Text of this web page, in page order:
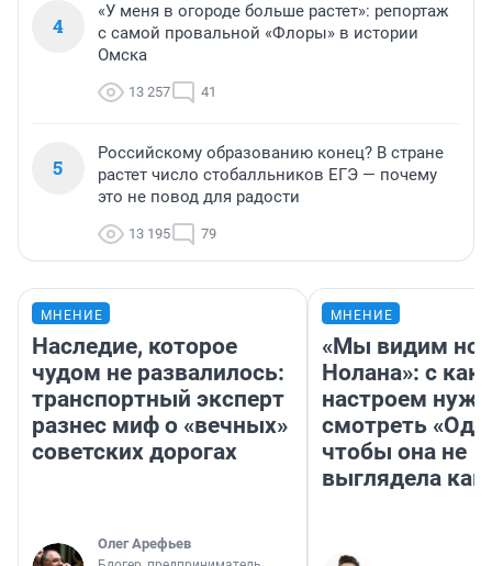
4
«У меня в огороде больше растет»: репортаж
с самой провальной «Флоры» в истории
Омска
13 257 41
5
Российскому образованию конец? В стране
растет число стобалльников ЕГЭ — почему
это не повод для радости
13 195 79
МНЕНИЕ
Наследие, которое
чудом не развалилось:
транспортный эксперт
разнес миф о «вечных»
советских дорогах
Олег Арефьев
МНЕНИЕ
«Мы видим
Нолана»: с
настроем
смотреть
чтобы она не
выглядела как